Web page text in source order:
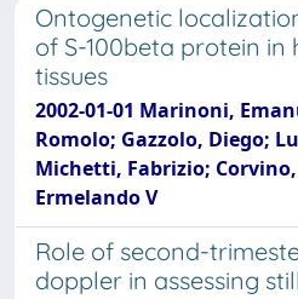
Ontogenetic
of S-100beta protein in
tissues
2002-01-01 Marinoni,
Romolo; Gazzolo, Diego;
Michetti, Fabrizio;
Ermelando V
Role of second-
doppler in assessing